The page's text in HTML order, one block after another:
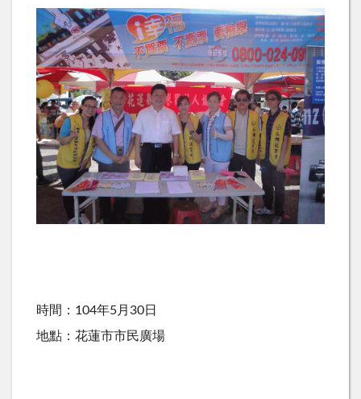
時間：104年5月30日
地點：花蓮市市民廣場